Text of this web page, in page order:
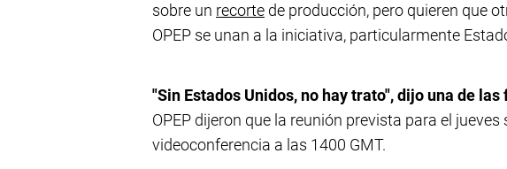
sobre un recorte de producción, pero quieren que
OPEP se unan a la iniciativa, particularmente
"Sin Estados Unidos, no hay trato", dijo una de las
OPEP dijeron que la reunión prevista para el
videoconferencia a las 1400 GMT.